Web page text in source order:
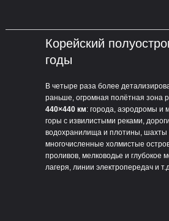
В четыре раза более
раньше, огромная полётная зона
440×440 км: города, аэродромы и
горы с извилистыми реками,
водохранилища и плотины, шахты
многочисленные холмистые
проливов, мелководье и глубокое
лагеря, линии электропередач и
Корейский
годы